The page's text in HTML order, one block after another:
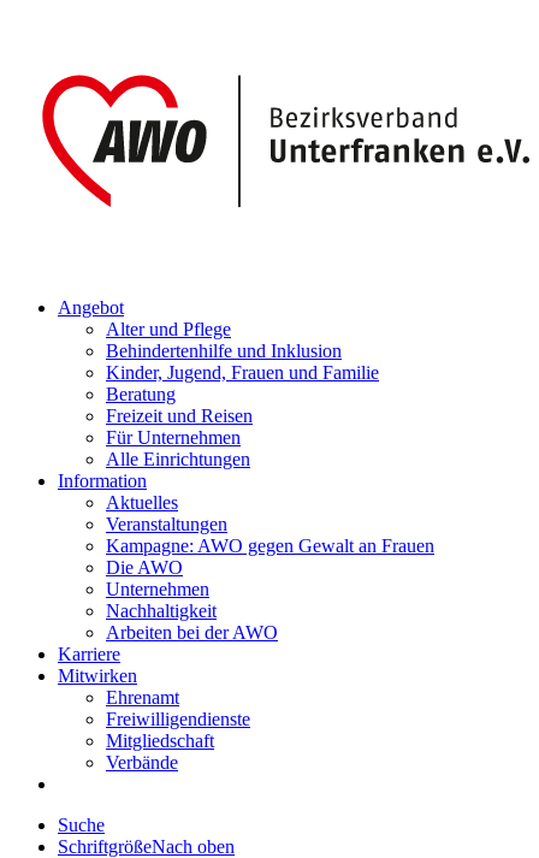
Angebot
Alter und Pflege
Behindertenhilfe und Inklusion
Kinder, Jugend, Frauen und Familie
Beratung
Freizeit und Reisen
Für Unternehmen
Alle Einrichtungen
Information
Aktuelles
Veranstaltungen
Kampagne: AWO gegen Gewalt an Frauen
Die AWO
Unternehmen
Nachhaltigkeit
Arbeiten bei der AWO
Karriere
Mitwirken
Ehrenamt
Freiwilligendienste
Mitgliedschaft
Verbände
Suche
SchriftgrößeNach oben